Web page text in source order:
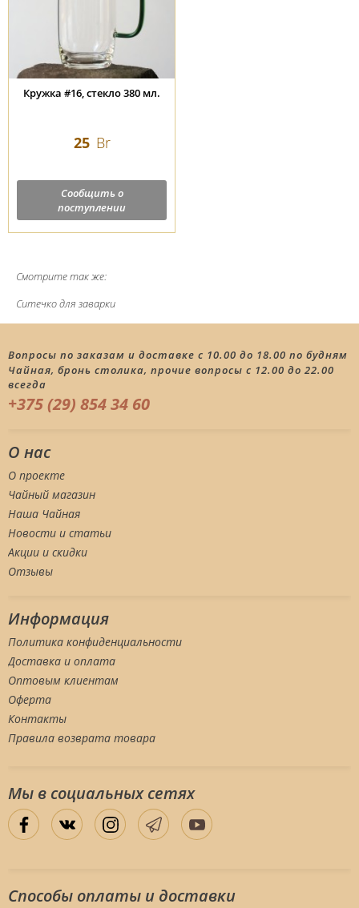
Кружка #16, стекло 380 мл.
25 Br
Сообщить о
поступлении
Смотрите так же:
Ситечко для заварки
Вопросы по заказам и доставке с 10.00 до 18.00 по будням
Чайная, бронь столика, прочие вопросы с 12.00 до 22.00
всегда
+375 (29) 854 34 60
О нас
О проекте
Чайный магазин
Наша Чайная
Новости и статьи
Акции и скидки
Отзывы
Информация
Политика конфиденциальности
Доставка и оплата
Оптовым клиентам
Оферта
Контакты
Правила возврата товара
Мы в социальных сетяx
Способы оплаты и доставки